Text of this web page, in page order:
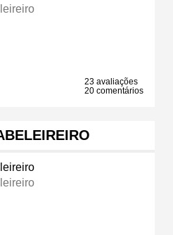
23 avaliações
20 comentários